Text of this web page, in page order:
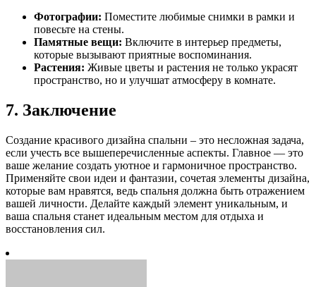
Фотографии: Поместите любимые снимки в рамки и
повесьте на стены.
Памятные вещи: Включите в интерьер предметы,
которые вызывают приятные воспоминания.
Растения: Живые цветы и растения не только украсят
пространство, но и улучшат атмосферу в комнате.
7. Заключение
Создание красивого дизайна спальни – это несложная задача,
если учесть все вышеперечисленные аспекты. Главное — это
ваше желание создать уютное и гармоничное пространство.
Применяйте свои идеи и фантазии, сочетая элементы дизайна,
которые вам нравятся, ведь спальня должна быть отражением
вашей личности. Делайте каждый элемент уникальным, и
ваша спальня станет идеальным местом для отдыха и
восстановления сил.